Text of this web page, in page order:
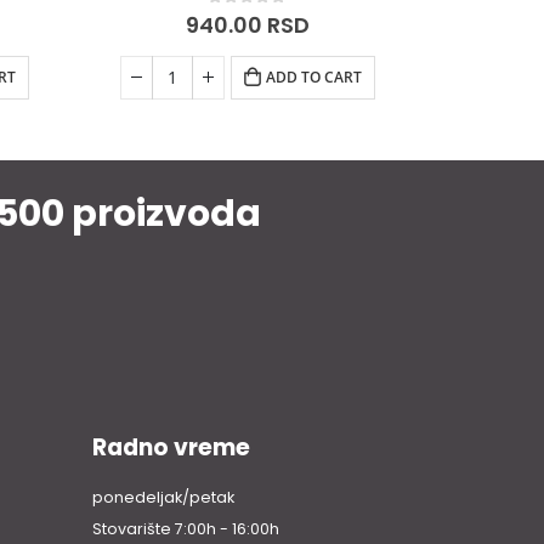
0 out of 5
800.00 RSD
SELECT OPTIONS
proizvoda
Radno vreme
ponedeljak/petak
Stovarište 7:00h - 16:00h